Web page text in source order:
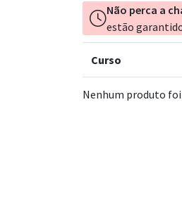
Não perca a
estão
Curso
Nenhum produto